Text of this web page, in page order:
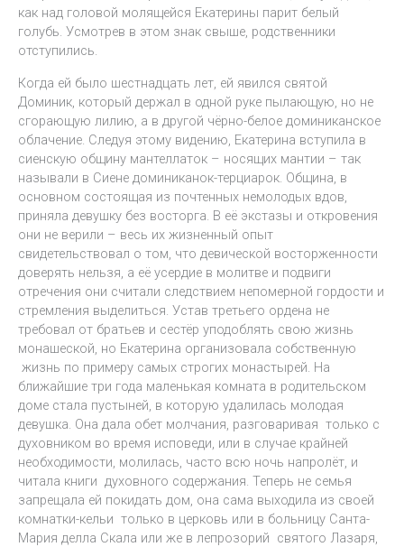
как над головой молящейся Екатерины парит белый
голубь. Усмотрев в этом знак свыше, родственники
отступились.
Когда ей было шестнадцать лет, ей явился святой
Доминик, который держал в одной руке пылающую, но не
сгорающую лилию, а в другой чёрно-белое доминиканское
облачение. Следуя этому видению, Екатерина вступила в
сиенскую общину мантеллаток – носящих мантии – так
называли в Сиене доминиканок-терциарок. Община, в
основном состоящая из почтенных немолодых вдов,
приняла девушку без восторга. В её экстазы и откровения
они не верили – весь их жизненный опыт
свидетельствовал о том, что девической восторженности
доверять нельзя, а её усердие в молитве и подвиги
отречения они считали следствием непомерной гордости и
стремления выделиться. Устав третьего ордена не
требовал от братьев и сестёр уподоблять свою жизнь
монашеской, но Екатерина организовала собственную
жизнь по примеру самых строгих монастырей. На
ближайшие три года маленькая комната в родительском
доме стала пустыней, в которую удалилась молодая
девушка. Она дала обет молчания, разговаривая только с
духовником во время исповеди, или в случае крайней
необходимости, молилась, часто всю ночь напролёт, и
читала книги духовного содержания. Теперь не семья
запрещала ей покидать дом, она сама выходила из своей
комнатки-кельи только в церковь или в больницу Санта-
Мария делла Скала или же в лепрозорий святого Лазаря,